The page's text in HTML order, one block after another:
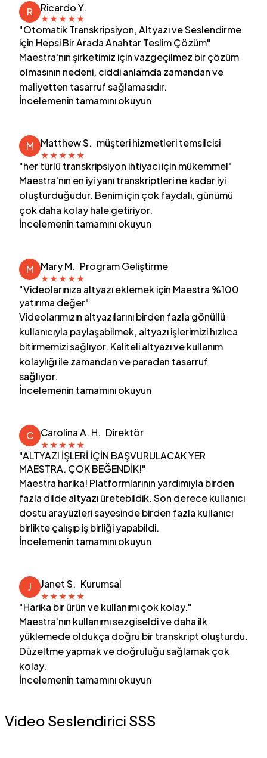
R
Ricardo Y.
★★★★★
"Otomatik Transkripsiyon, Altyazı ve Seslendirme
için Hepsi Bir Arada Anahtar Teslim Çözüm"
Maestra'nın şirketimiz için vazgeçilmez bir çözüm
olmasının nedeni, ciddi anlamda zamandan ve
maliyetten tasarruf sağlamasıdır.
İncelemenin tamamını okuyun
M Matthew S. müşteri hizmetleri temsilcisi
★★★★★
"her türlü transkripsiyon ihtiyacı için mükemmel"
Maestra'nın en iyi yanı transkriptleri ne kadar iyi
oluşturduğudur. Benim için çok faydalı, günümü
çok daha kolay hale getiriyor.
İncelemenin tamamını okuyun
M Mary M. Program Geliştirme
★★★★★
"Videolarınıza altyazı eklemek için Maestra %100
yatırıma değer"
Videolarımızın altyazılarını birden fazla gönüllü
kullanıcıyla paylaşabilmek, altyazı işlerimizi hızlıca
bitirmemizi sağlıyor. Kaliteli altyazı ve kullanım
kolaylığı ile zamandan ve paradan tasarruf
sağlıyor.
İncelemenin tamamını okuyun
C Carolina A. H. Direktör
★★★★★
"ALTYAZI İŞLERİ İÇİN BAŞVURULACAK YER
MAESTRA. ÇOK BEĞENDİK!"
Maestra harika! Platformlarının yardımıyla birden
fazla dilde altyazı üretebildik. Son derece kullanıcı
dostu arayüzleri sayesinde birden fazla kullanıcı
birlikte çalışıp iş birliği yapabildi.
İncelemenin tamamını okuyun
J Janet S. Kurumsal
★★★★★
"Harika bir ürün ve kullanımı çok kolay."
Maestra'nın kullanımı sezgiseldi ve daha ilk
yüklemede oldukça doğru bir transkript oluşturdu.
Düzeltme yapmak ve doğruluğu sağlamak çok
kolay.
İncelemenin tamamını okuyun
Video Seslendirici SSS